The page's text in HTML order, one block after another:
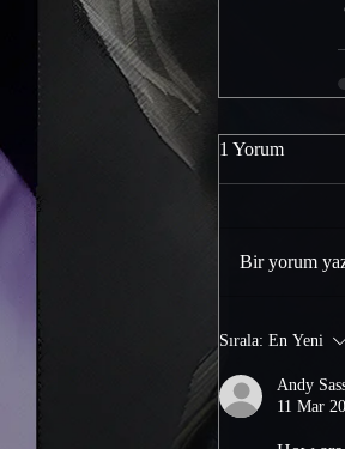
1 Yorum
Bir yorum
Sırala: En Yeni
Andy
11 Mar